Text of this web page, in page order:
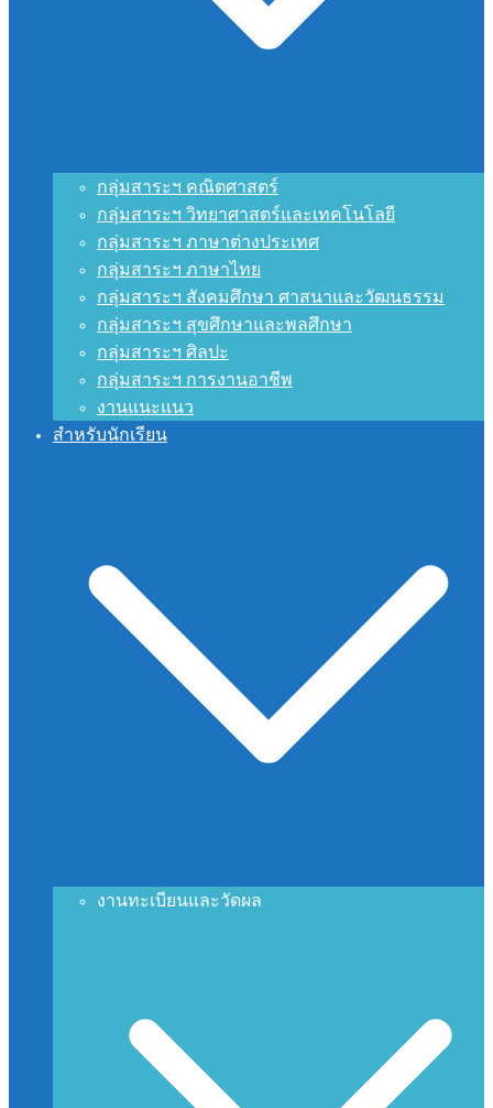
กลุ่มสาระฯ คณิตศาสตร์
กลุ่มสาระฯ วิทยาศาสตร์และเทคโนโลยี
กลุ่มสาระฯ ภาษาต่างประเทศ
กลุ่มสาระฯ ภาษาไทย
กลุ่มสาระฯ สังคมศึกษา ศาสนาและวัฒนธรรม
กลุ่มสาระฯ สุขศึกษาและพลศึกษา
กลุ่มสาระฯ ศิลปะ
กลุ่มสาระฯ การงานอาชีพ
งานแนะแนว
สำหรับนักเรียน
งานทะเบียนและวัดผล